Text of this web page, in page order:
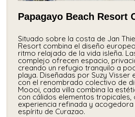
Papagayo Beach Resort
Situado sobre la costa de Jan
Resort combina el diseño
ritmo relajado de la vida isleña.
complejo ofrecen espacio,
creando un refugio tranquilo a
playa. Diseñadas por Suzy Visser
con el renombrado colectivo de
Moooi, cada villa combina la
con cálidos elementos tropicales,
experiencia refinada y
espíritu de Curazao.